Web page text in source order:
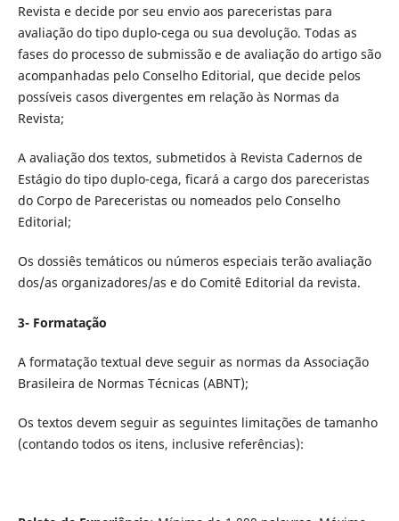
Revista e decide por seu envio aos pareceristas para
avaliação do tipo duplo-cega ou sua devolução. Todas as
fases do processo de submissão e de avaliação do artigo são
acompanhadas pelo Conselho Editorial, que decide pelos
possíveis casos divergentes em relação às Normas da
Revista;
A avaliação dos textos, submetidos à Revista Cadernos de
Estágio do tipo duplo-cega, ficará a cargo dos pareceristas
do Corpo de Pareceristas ou nomeados pelo Conselho
Editorial;
Os dossiês temáticos ou números especiais terão avaliação
dos/as organizadores/as e do Comitê Editorial da revista.
3- Formatação
A formatação textual deve seguir as normas da Associação
Brasileira de Normas Técnicas (ABNT);
Os textos devem seguir as seguintes limitações de tamanho
(contando todos os itens, inclusive referências):